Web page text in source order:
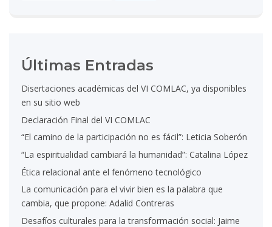
Últimas Entradas
Disertaciones académicas del VI COMLAC, ya disponibles
en su sitio web
Declaración Final del VI COMLAC
“El camino de la participación no es fácil”: Leticia Soberón
“La espiritualidad cambiará la humanidad”: Catalina López
Ética relacional ante el fenómeno tecnológico
La comunicación para el vivir bien es la palabra que
cambia, que propone: Adalid Contreras
Desafíos culturales para la transformación social: Jaime